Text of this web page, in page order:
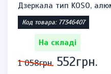
Дзеркала тип KOSO,
Код товара: 77346407
На складі
1 058грн. 552грн.